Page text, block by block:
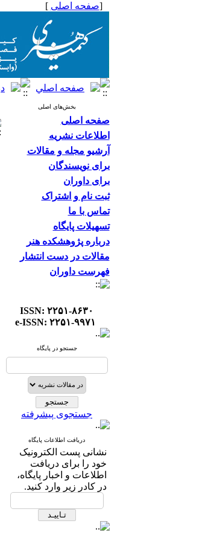
[صفحه اصلی ]
بخش‌های اصلی
صفحه اصلی
اطلاعات نشریه
آرشیو مجله و مقالات
برای نویسندگان
برای داوران
ثبت نام و اشتراک
تماس با ما
تسهیلات پایگاه
درباره پژوهشکده هنر
مقالات در دست انتشار
فهرست داوران
ISSN: ۲۲۵۱-۸۶۳۰
e-ISSN: ۲۲۵۱-۹۹۷۱
جستجو در پایگاه
جستجوی پیشرفته
دریافت اطلاعات پایگاه
نشانی پست الکترونیک
خود را برای دریافت
اطلاعات و اخبار پایگاه،
در کادر زیر وارد کنید.